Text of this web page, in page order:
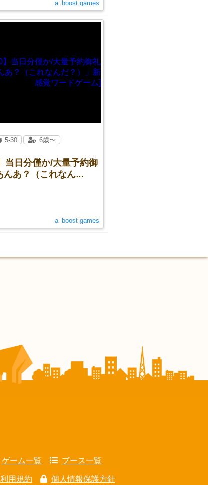
a_boost games
当日分僅か/大量予約御
んあ？（これなん
5-30 6歳〜
a_boost games
ゲーム一覧 ブース一覧
利用規約 個人情報保護方針